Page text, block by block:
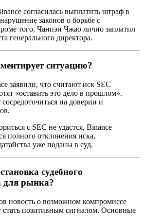
согласилась выплатить штраф в
законов о борьбе с
того, Чанпэн Чжао лично заплатил
генерального директора.
ситуацию?
заявили, что считают иск SEC
«оставить это дело в прошлом».
на доверии и
с SEC не удастся, Binance
полного отклонения иска,
уже поданы в суд.
судебного
для рынка?
новость о возможном компромиссе
стать позитивным сигналом. Основные